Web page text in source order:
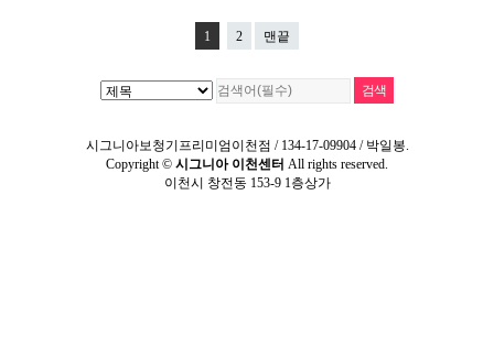
1 2 맨끝
시그니아보청기프리미엄이천점 / 134-17-09904 / 박일봉.
Copyright © 시그니아 이천센터 All rights reserved.
이천시 창전동 153-9 1층상가